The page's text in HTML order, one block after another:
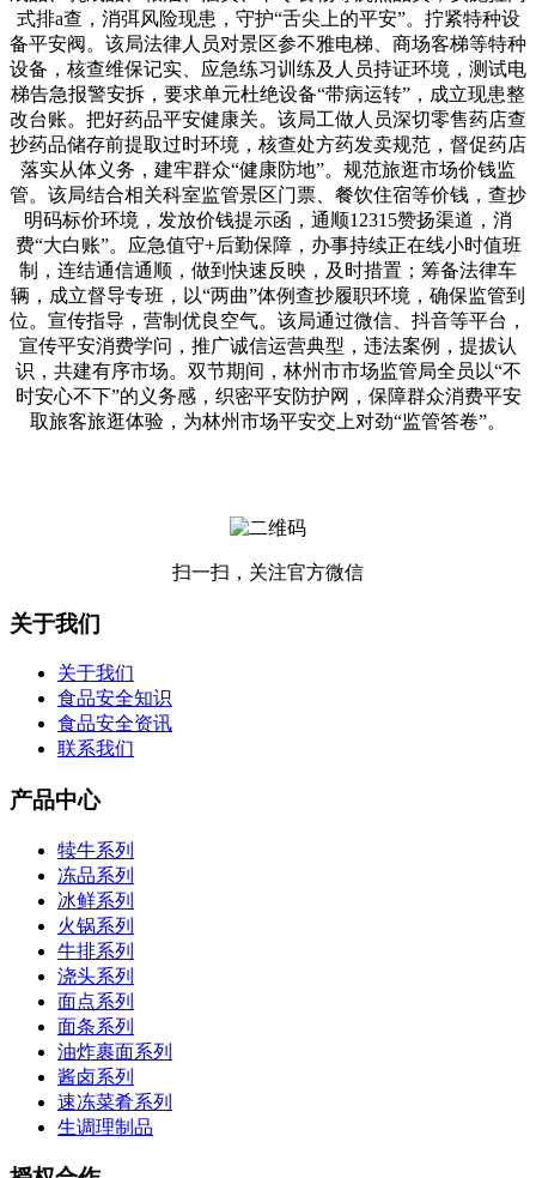
式排a查，消弭风险现患，守护“舌尖上的平安”。拧紧特种设
备平安阀。该局法律人员对景区参不雅电梯、商场客梯等特种
设备，核查维保记实、应急练习训练及人员持证环境，测试电
梯告急报警安拆，要求单元杜绝设备“带病运转”，成立现患整
改台账。把好药品平安健康关。该局工做人员深切零售药店查
抄药品储存前提取过时环境，核查处方药发卖规范，督促药店
落实从体义务，建牢群众“健康防地”。规范旅逛市场价钱监
管。该局结合相关科室监管景区门票、餐饮住宿等价钱，查抄
明码标价环境，发放价钱提示函，通顺12315赞扬渠道，消
费“大白账”。应急值守+后勤保障，办事持续正在线小时值班
制，连结通信通顺，做到快速反映，及时措置；筹备法律车
辆，成立督导专班，以“两曲”体例查抄履职环境，确保监管到
位。宣传指导，营制优良空气。该局通过微信、抖音等平台，
宣传平安消费学问，推广诚信运营典型，违法案例，提拔认
识，共建有序市场。双节期间，林州市市场监管局全员以“不
时安心不下”的义务感，织密平安防护网，保障群众消费平安
取旅客旅逛体验，为林州市场平安交上对劲“监管答卷”。
扫一扫，关注官方微信
关于我们
关于我们
食品安全知识
食品安全资讯
联系我们
产品中心
犊牛系列
冻品系列
冰鲜系列
火锅系列
牛排系列
浇头系列
面点系列
面条系列
油炸裹面系列
酱卤系列
速冻菜肴系列
生调理制品